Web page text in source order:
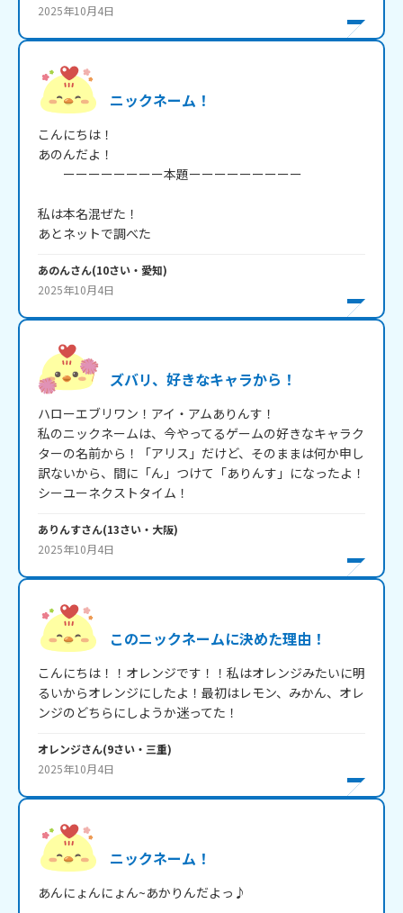
2025年10月4日
ニックネーム！
こんにちは！
あのんだよ！
ーーーーーーーー本題ーーーーーーーーー
私は本名混ぜた！
あとネットで調べた
あのんさん(10さい・ 愛知)
2025年10月4日
ズバリ、好きなキャラから！
ハローエブリワン！アイ・アムありんす！
私のニックネームは、今やってるゲームの好きなキャラク
ターの名前から！「アリス」だけど、そのままは何か申し
訳ないから、間に「ん」つけて「ありんす」になったよ！
シーユーネクストタイム！
ありんすさん(13さい・ 大阪)
2025年10月4日
このニックネームに決めた理由！
こんにちは！！オレンジです！！私はオレンジみたいに明
るいからオレンジにしたよ！最初はレモン、みかん、オレ
ンジのどちらにしようか迷ってた！
オレンジさん(9さい・ 三重)
2025年10月4日
ニックネーム！
あんにょんにょん~あかりんだよっ♪